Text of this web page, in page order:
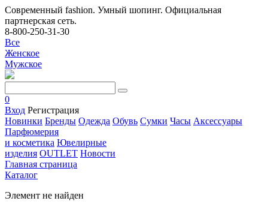
Современный fashion. Умный шопинг. Официальная
партнерская сеть.
8-800-250-31-30
Все
Женское
Мужское
0
Вход Регистрация
Новинки Бренды Одежда Обувь Сумки Часы Аксессуары
Парфюмерия
и косметика Ювелирные
изделия OUTLET Новости
Главная страница
Каталог
Элемент не найден